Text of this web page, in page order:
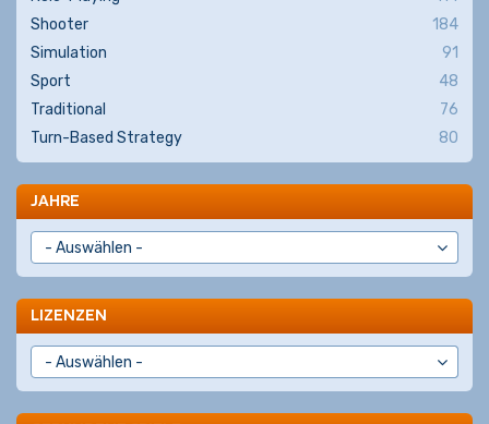
Shooter
184
Simulation
91
Sport
48
Traditional
76
Turn-Based Strategy
80
JAHRE
LIZENZEN